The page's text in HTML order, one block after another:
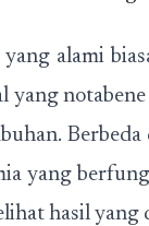
yang alami
yang
yang
hasil yang